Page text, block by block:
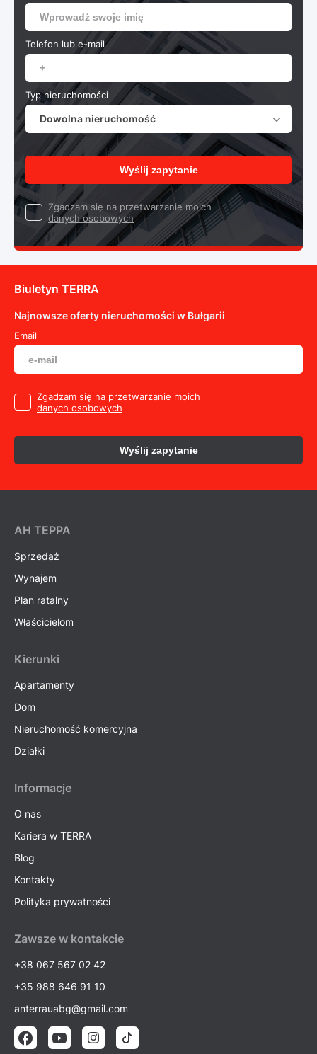
Telefon lub e-mail
Typ nieruchomości
Dowolna nieruchomość
Wyślij zapytanie
Zgadzam się na przetwarzanie moich
danych osobowych
Biuletyn TERRA
Najnowsze oferty nieruchomości w Bułgarii
Email
Zgadzam się na przetwarzanie moich
danych osobowych
Wyślij zapytanie
AH ТEPPA
Sprzedaż
Wynajem
Plan ratalny
Właścicielom
Kierunki
Apartamenty
Dom
Nieruchomość komercyjna
Działki
Informacje
O nas
Kariera w TERRA
Blog
Kontakty
Polityka prywatności
Zawsze w kontakcie
+38 067 567 02 42
+35 988 646 91 10
anterrauabg@gmail.com